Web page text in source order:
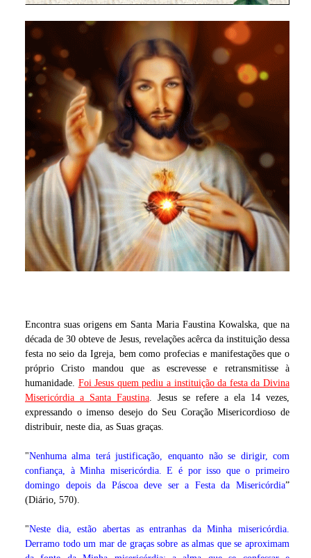
Encontra suas origens em Santa Maria Faustina Kowalska, que na
década de 30 obteve de Jesus, revelações acêrca da instituição dessa
festa no seio da Igreja, bem como profecias e manifestações que o
próprio Cristo mandou que as escrevesse e retransmitisse à
humanidade. Foi Jesus quem pediu a instituição da festa da Divina
Misericórdia a Santa Faustina. Jesus se refere a ela 14 vezes,
expressando o imenso desejo do Seu Coração Misericordioso de
distribuir, neste dia, as Suas graças.
"Nenhuma alma terá justificação, enquanto não se dirigir, com
confiança, à Minha misericórdia. E é por isso que o primeiro
domingo depois da Páscoa deve ser a Festa da Misericórdia”
(Diário, 570).
"Neste dia, estão abertas as entranhas da Minha misericórdia.
Derramo todo um mar de graças sobre as almas que se aproximam